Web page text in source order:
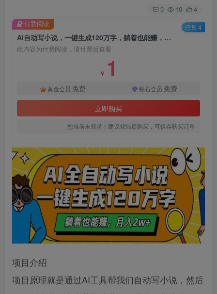
0 10 4
AI自动写小说，一键生成120万字，躺着也能赚，月入2w+
此内容为付费阅读，请付费后查看
￥ 1
黄金会员 免费 钻石会员 免费
立即购买
您当前未登录！建议登陆后购买，可保存购买订单
付费阅读 已售 4
项目介绍
项目原理就是通过AI工具帮我们自动写小说，然后